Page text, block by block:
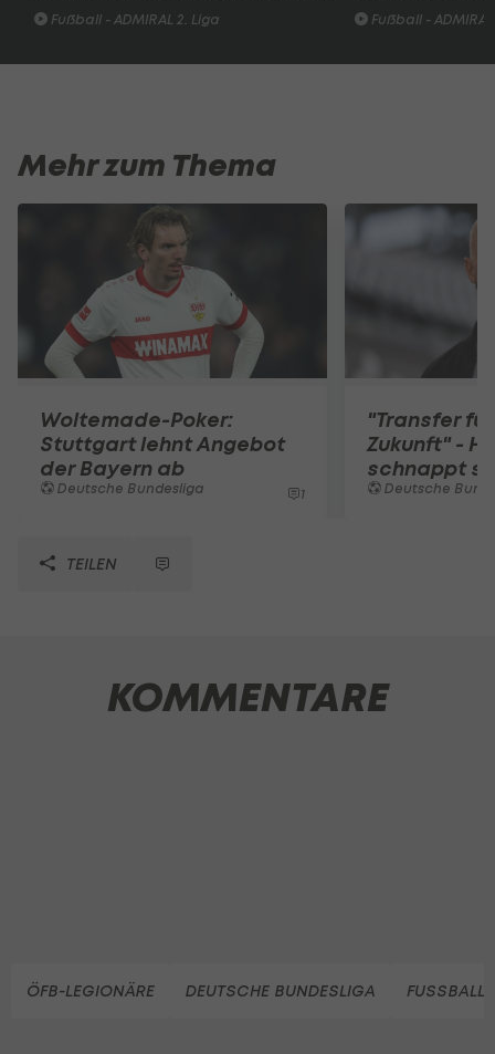
Fußball - ADMIRAL 2. Liga Fußball -
Mehr zum Thema
Woltemade-Poker:
Stuttgart lehnt Angebot
der Bayern ab
Deutsche Bundesliga 1
"Transfer
Zukunft" -
schnappt
Deutsche
TEILEN
KOMMENTARE
ÖFB-LEGIONÄRE DEUTSCHE BUNDESLIGA FUSSBALL